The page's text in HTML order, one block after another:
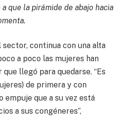
que la pirámide de abajo hacia
sector, continua con una alta
a poco las mujeres han
llegó para quedarse. “Es
de primera y con
empuje que a su vez está
a sus congéneres”,